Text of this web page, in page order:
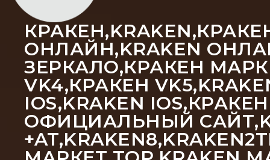
ОНЛАЙН,KRAKEN
ЗЕРКАЛО,КРАКЕН
VK4,КРАКЕН
IOS,KRAKEN
ОФИЦИАЛЬНЫЙ